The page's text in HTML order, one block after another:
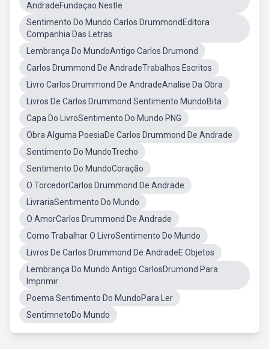
AndradeFundaçao Nestle
Sentimento Do Mundo Carlos DrummondEditora
Companhia Das Letras
Lembrança Do MundoAntigo Carlos Drumond
Carlos Drummond De AndradeTrabalhos Escritos
Livro Carlos Drummond De AndradeAnalise Da Obra
Livros De Carlos Drummond Sentimento MundoBita
Capa Do LivroSentimento Do Mundo PNG
Obra Alguma PoesiaDe Carlos Drummond De Andrade
Sentimento Do MundoTrecho
Sentimento Do MundoCoração
O TorcedorCarlos Drummond De Andrade
LivrariaSentimento Do Mundo
O AmorCarlos Drummond De Andrade
Como Trabalhar O LivroSentimento Do Mundo
Livros De Carlos Drummond De AndradeE Objetos
Lembrança Do Mundo Antigo CarlosDrumond Para
Imprimir
Poema Sentimento Do MundoPara Ler
SentimnetoDo Mundo